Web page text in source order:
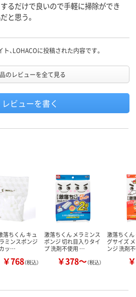
るだけで良いので手軽に掃除ができ
と思う。
、LOHACOに投稿された内容です。
のレビューを全て見る
レビューを書く
落ちくん キュ
ミンスポンジ
ッ…
￥768（税込）
激落ちくん メラミンス
ポンジ 切れ目入りタイ
プ 洗剤不使用 …
￥378～（税込）
激落ちく
グサイズ
ンジ 洗剤